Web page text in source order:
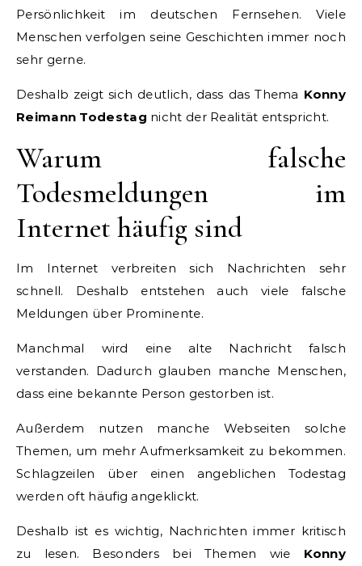
Persönlichkeit im deutschen Fernsehen. Viele
Menschen verfolgen seine Geschichten immer noch
sehr gerne.
Deshalb zeigt sich deutlich, dass das Thema Konny
Reimann Todestag nicht der Realität entspricht.
Warum falsche
Todesmeldungen im
Internet häufig sind
Im Internet verbreiten sich Nachrichten sehr
schnell. Deshalb entstehen auch viele falsche
Meldungen über Prominente.
Manchmal wird eine alte Nachricht falsch
verstanden. Dadurch glauben manche Menschen,
dass eine bekannte Person gestorben ist.
Außerdem nutzen manche Webseiten solche
Themen, um mehr Aufmerksamkeit zu bekommen.
Schlagzeilen über einen angeblichen Todestag
werden oft häufig angeklickt.
Deshalb ist es wichtig, Nachrichten immer kritisch
zu lesen. Besonders bei Themen wie Konny